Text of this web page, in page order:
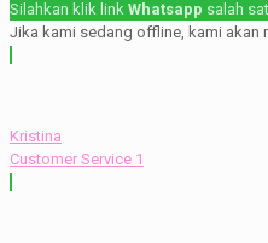
Silahkan klik link Whatsapp salah
Jika kami sedang offline, kami akan
Kristina
Customer Service 1